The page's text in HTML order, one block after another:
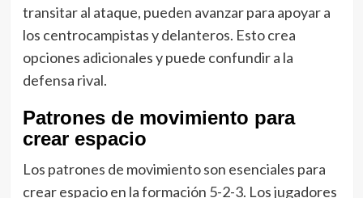
transitar al ataque, pueden avanzar para apoyar a
los centrocampistas y delanteros. Esto crea
opciones adicionales y puede confundir a la
defensa rival.
Patrones de movimiento para
crear espacio
Los patrones de movimiento son esenciales para
crear espacio en la formación 5-2-3. Los jugadores